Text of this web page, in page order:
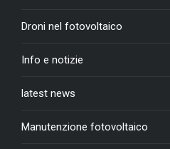
Droni nel fotovoltaico
Info e notizie
latest news
Manutenzione fotovoltaico